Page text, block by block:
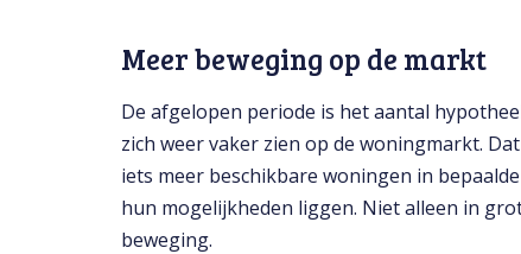
Meer beweging op de markt
De afgelopen periode is het aantal
zich weer vaker zien op de woningmarkt.
iets meer beschikbare woningen in
hun mogelijkheden liggen. Niet alleen in
beweging.